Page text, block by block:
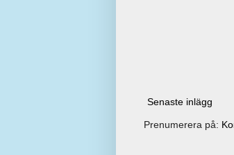
Senaste inlägg
Prenumerera på: